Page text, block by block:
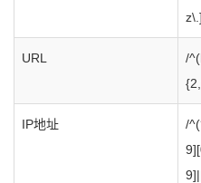
URL
/
IP地址
/